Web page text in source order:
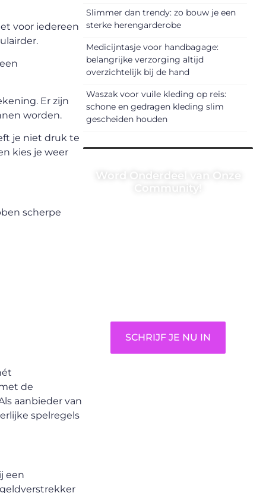
voor iedereen
Er zijn
worden.
je niet druk te
kies je weer
scherpe
de
aanbieder van
spelregels
een
Slimmer dan trendy: zo bouw je een
sterke herengarderobe
Medicijntasje voor handbagage:
belangrijke verzorging altijd
overzichtelijk bij de hand
Waszak voor vuile kleding op reis:
schone en gedragen kleding slim
gescheiden houden
Word Onderdeel van Onze
Community!
SCHRIJF JE NU IN